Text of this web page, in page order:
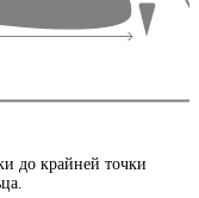
до крайней точки